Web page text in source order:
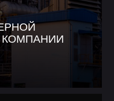
КОМПАНИИ